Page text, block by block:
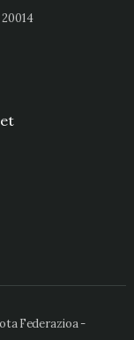
Federazioa -